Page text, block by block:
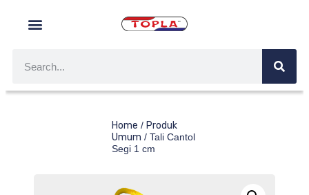
Home / Produk
Umum / Tali Cantol
Segi 1 cm